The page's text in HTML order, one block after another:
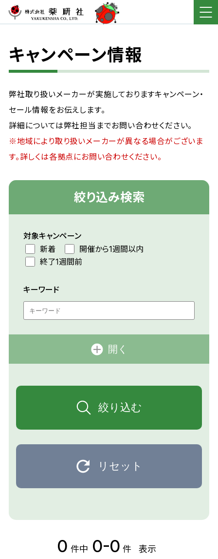
キャンペーン情報
弊社取り扱いメーカーが実施しておりますキャンペーン・
セール情報をお伝えします。
詳細については弊社担当までお問い合わせください。
※地域により取り扱いメーカーが異なる場合がございま
す。詳しくは各拠点にお問い合わせください。
絞り込み検索
対象キャンペーン
新着
開催から1週間以内
終了1週間前
キーワード
開く
絞り込む
リセット
0 件中 0-0 件 表示